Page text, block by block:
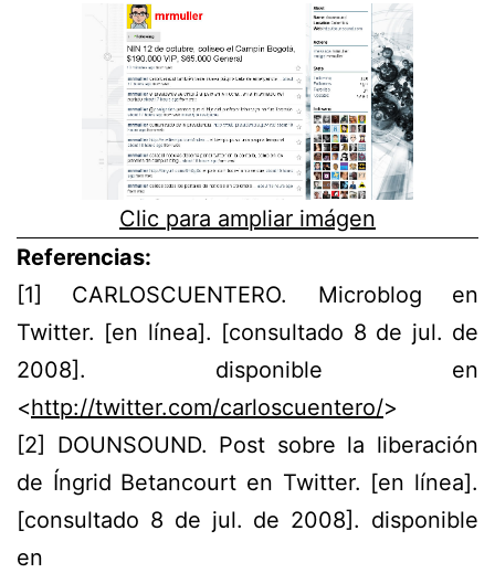
Clic para ampliar imágen
Referencias:
[1] CARLOSCUENTERO. Microblog en
Twitter. [en línea]. [consultado 8 de jul. de
2008]. disponible en
<http://twitter.com/carloscuentero/>
[2] DOUNSOUND. Post sobre la liberación
de Íngrid Betancourt en Twitter. [en línea].
[consultado 8 de jul. de 2008]. disponible
en